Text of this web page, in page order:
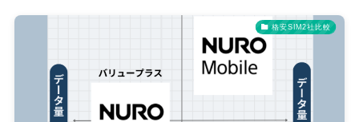
格安SIM2社比較